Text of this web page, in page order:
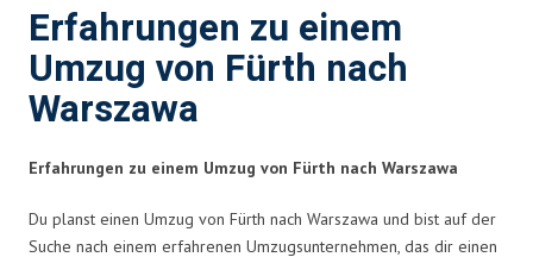
Erfahrungen zu einem
Umzug von Fürth nach
Warszawa
Erfahrungen zu einem Umzug von Fürth nach Warszawa
Du planst einen Umzug von Fürth nach Warszawa und bist auf der
Suche nach einem erfahrenen Umzugsunternehmen, das dir einen